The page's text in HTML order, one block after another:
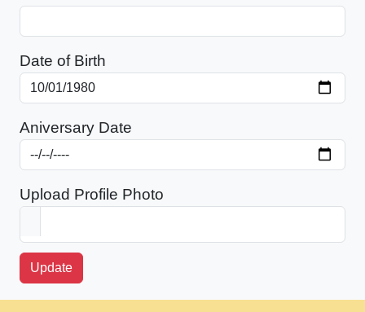
Date of Birth
Aniversary Date
Upload Profile Photo
Update